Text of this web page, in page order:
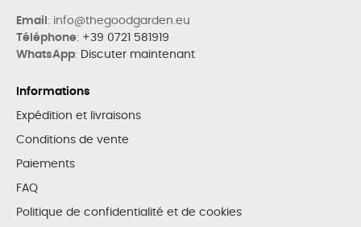
Email : info@thegoodgarden.eu
Téléphone: +39 0721 581919
WhatsApp: Discuter maintenant
Informations
Expédition et livraisons
Conditions de vente
Paiements
FAQ
Politique de confidentialité et de cookies